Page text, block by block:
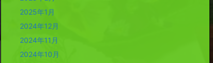
2025年1月
2024年12月
2024年11月
2024年10月